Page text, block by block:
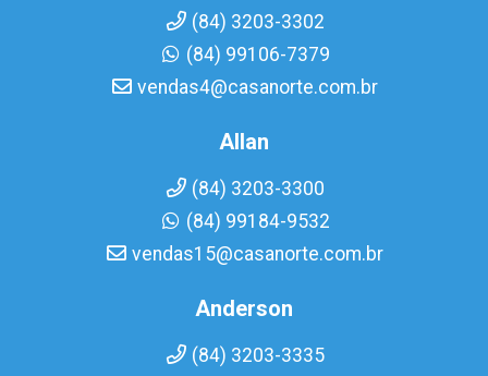
(84) 3203-3302
(84) 99106-7379
vendas4@casanorte.com.br
Allan
(84) 3203-3300
(84) 99184-9532
vendas15@casanorte.com.br
Anderson
(84) 3203-3335